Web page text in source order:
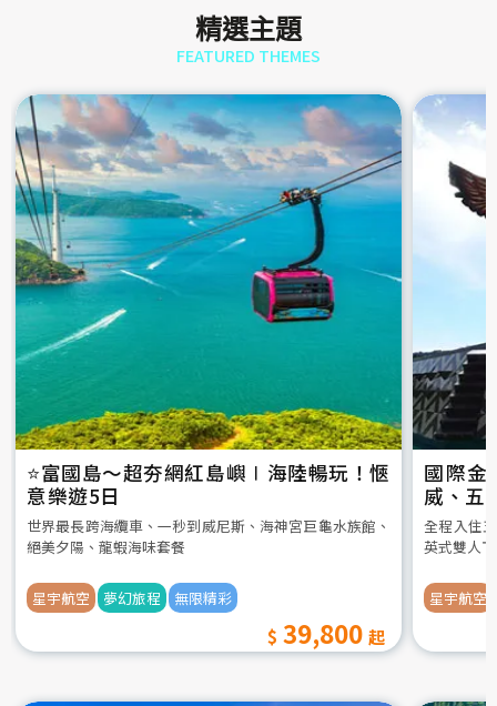
精選主題
FEATURED THEMES
⭐️富國島～超夯網紅島嶼∣海陸暢玩！愜
意樂遊5日
世界最長跨海纜車、一秒到威尼斯、海神宮巨龜水族館、
絕美夕陽、龍蝦海味套餐
星宇航空 夢幻旅程 無限精彩
39,800
國際金
威、五
全程入住
英式雙人
星宇航空